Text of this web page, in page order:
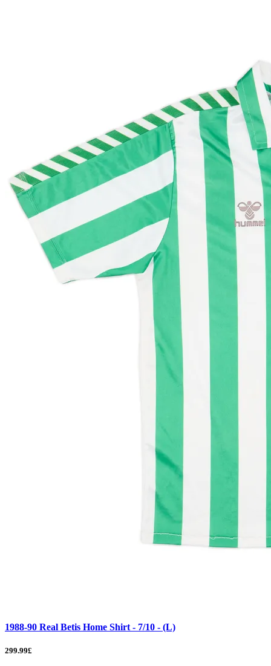
1988-90 Real Betis Home Shirt - 7/10 - (L)
299.99£